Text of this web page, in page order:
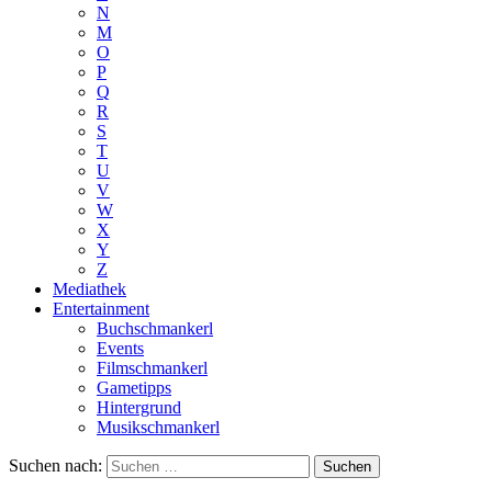
N
M
O
P
Q
R
S
T
U
V
W
X
Y
Z
Mediathek
Entertainment
Buchschmankerl
Events
Filmschmankerl
Gametipps
Hintergrund
Musikschmankerl
Suchen nach: